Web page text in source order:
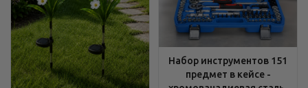
Набор инструментов 151
предмет в кейсе -